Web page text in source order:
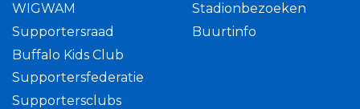
WIGWAM
Supportersraad
Buffalo Kids Club
Supportersfederatie
Supportersclubs
Stadionbezoeken
Buurtinfo